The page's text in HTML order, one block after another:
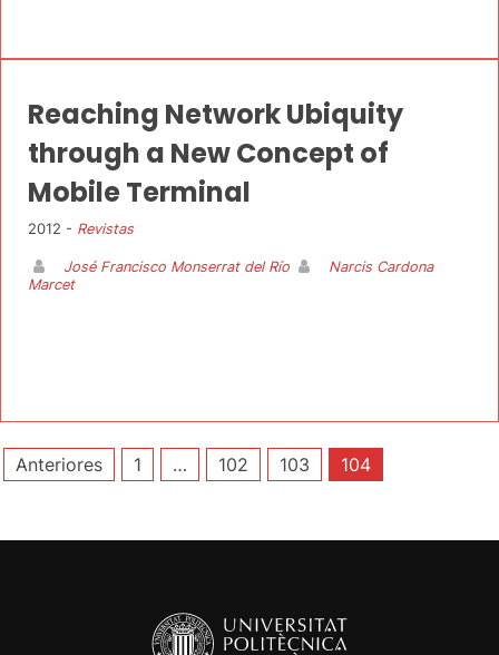
Reaching Network Ubiquity
through a New Concept of
Mobile Terminal
2012 - Revistas
José Francisco Monserrat del Río
Narcis Cardona
Marcet
Paginación
entradas
Anteriores 1 … 102 103 104